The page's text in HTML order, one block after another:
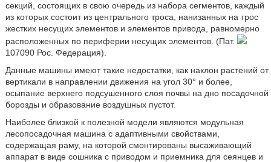
секций, состоящих в свою очередь из набора сегментов, каждый
из которых состоит из центрального троса, нанизанных на трос
жестких несущих элементов и элементов привода, равномерно
расположенных по периферии несущих элементов. (Пат.
107090 Рос. Федерация).
Данные машины имеют такие недостатки, как наклон растений от
вертикали в направлении движения на угол 30° и более,
осыпание верхнего подсушенного слоя почвы на дно посадочной
борозды и образование воздушных пустот.
Наиболее близкой к полезной модели являются модульная
лесопосадочная машина с адаптивными свойствами,
содержащая раму, на которой смонтированы высаживающий
аппарат в виде сошника с приводом и приемника для сеянцев и